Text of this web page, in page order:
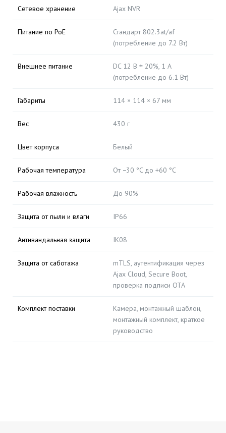
Сетевое хранение Ajax NVR
Питание по PoE
Стандарт 802.3at/af
(потребление до 7.2 Вт)
Внешнее питание
DC 12 В ± 20%, 1 А
(потребление до 6.1 Вт)
Габариты 114 × 114 × 67 мм
Вес 430 г
Цвет корпуса Белый
Рабочая температура От −30 °C до +60 °C
Рабочая влажность До 90%
Защита от пыли и влаги IP66
Антивандальная защита IK08
Защита от саботажа
mTLS, аутентификация через
Ajax Cloud, Secure Boot,
проверка подписи OTA
Комплект поставки
Камера, монтажный шаблон,
монтажный комплект, краткое
руководство